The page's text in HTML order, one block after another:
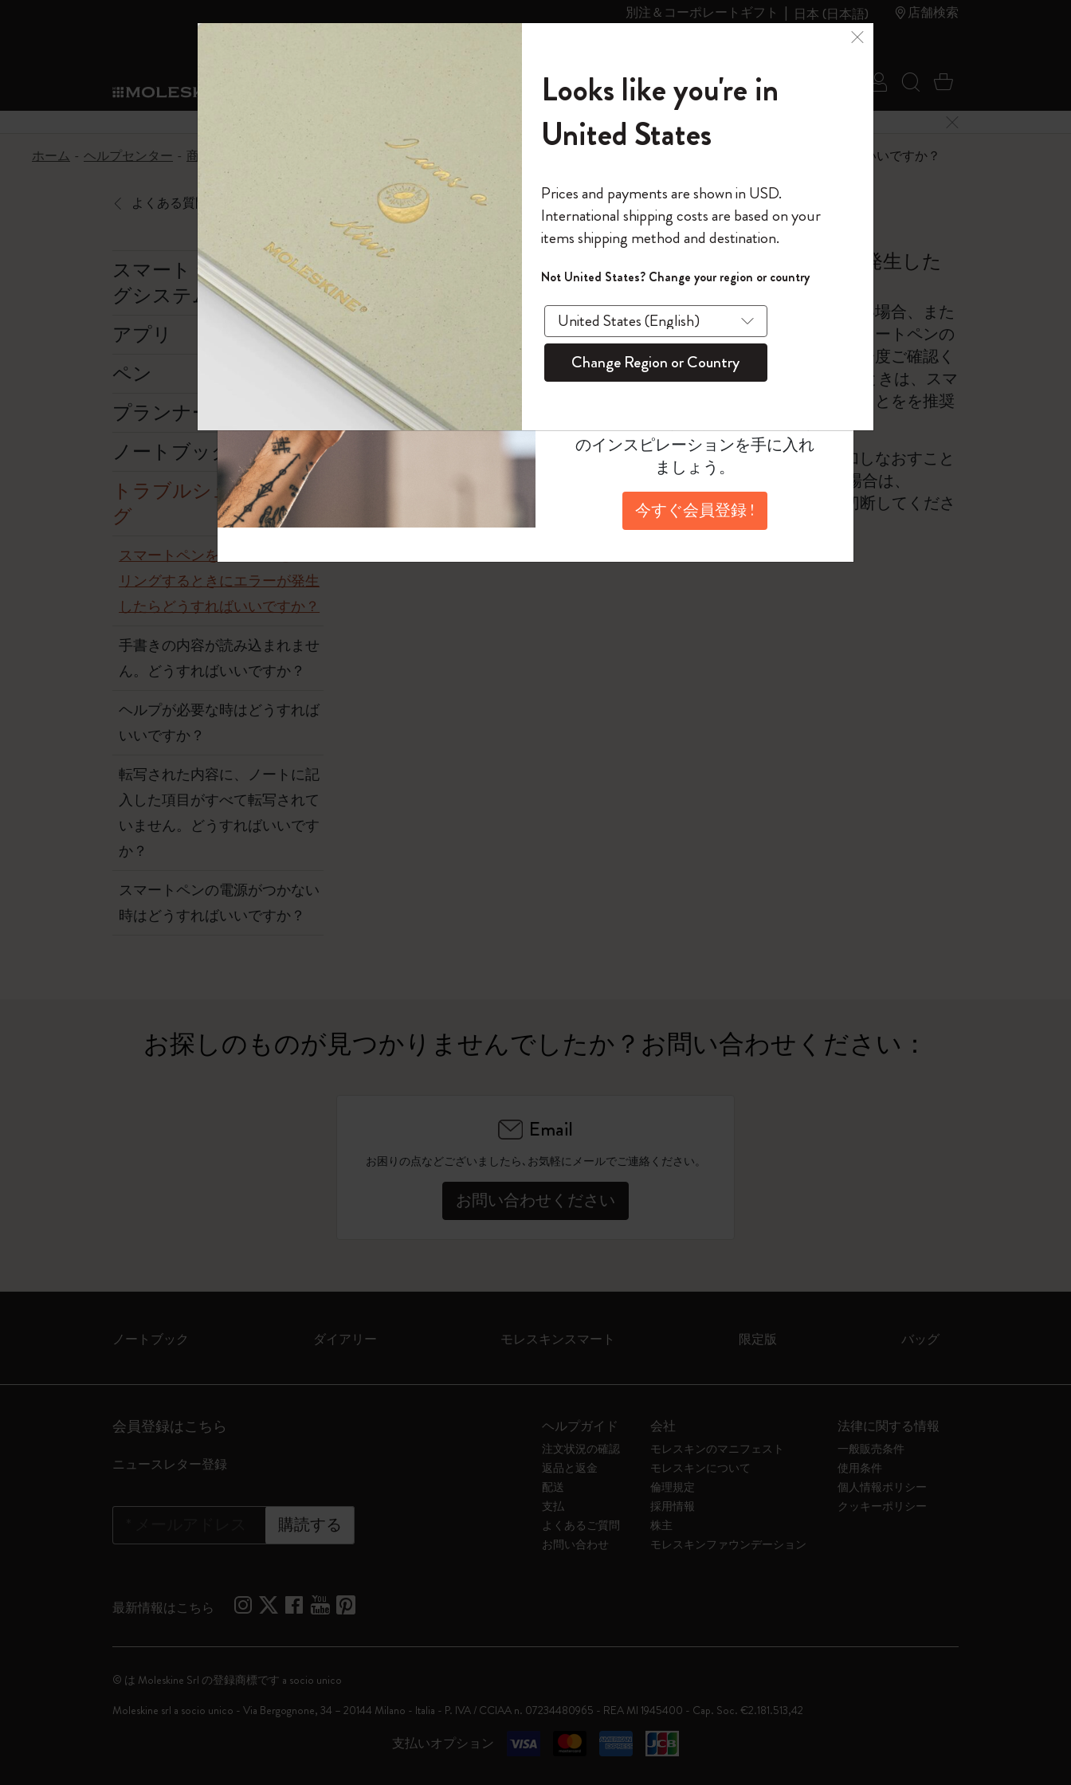
別注＆コーポレートギフト 日本 (日本語) 店舗検索
ショ
ノートブック
ノートブック
The Original Notebook
ミニノートブックチャーム
カイエ ＆ ジャーナル
セット
パッションジャーナル
スチューデントカイエジャーナル
ダイアリー
サブカテゴリ
ダイアリー
パーソナル・ダイアリー
12カ月ダイアリー
15ヶ月プランナー
ウィークリープランナー
デイリープランナー
マンスリープランナー
ライフプランナー・コレクション
モレスキンスマート
サブカテゴリ
すべて見る
スマートライティング・システム
モレスキンスマートスマートとは
アプリ・サービス
ライティングツール
サブカテゴリ
モレスキンスマート
Blackwing x モレスキン
Kaweco x モレスキン
ペン & ペンシル
限定版ノートブック
サブカテゴリ
Reframe サングラス
ムーミン コレクション
キム・ジョンギコレクション
「Alice's Adventures in Wonderland」コレ
『ロード・オブ・ザ・リング』コレク
カラーパターン ノートブック
サクラコレクション
馬年コレクション
ハリー・ポッターの呪文コレクション
キム・ジョンギコレクション
Impressions of Impressionism コレクショ
ン
カサ・バトリョ 限定版コレクション
ゴッホ美術館
バッグ
サブカテゴリ
すべて見る
バックパック
限定版バックパック
Shopper paper – made Collection
ギフト
サブカテゴリ
アートを愛する方への贈り物
プロフェッショナルへの贈り物
ミニマリストへの贈り物
マキシマリストへの贈り物
健康を愛する方への贈り物です
趣味を愛する方へのギフト
ピン
サブカテゴリ
カントリー・テーマ・ピンズ・コレク
ション
サブカテゴリ
プライドをいつも胸に
Mardi Mercredi × モレスキン
スマートライティング・シス
テム
サブカテゴリ
スマートライティング・システム
スマートノートブック
スマートダイアリー
モレスキンスマートスマート
アプリ・サービス
サブカテゴリ
Notes
モレスキン Journal
モレスキン Planner
パーソナライズサ
ービス
サブカテゴリ
カスタムダイアリー
カスタムノートブック
パッチ
和紙テープ
ミニノートブックチャーム
別注＆コーポレートギフト
リー
の世界
サブカテゴリ
モレスキンメンバーシップ
我々の歴史
モレスキンのマニフェスト
ペンと紙の力
持続可能な創造性
Detour
ール
ログイン
今すぐメンバー登録
ウェルカムオファー: 次回のご購入時に10% オフと送料無料
通常特典: パーソナライズの2冊ご購入で1冊無料
バースデー特典: 1回限りの割引（1ヶ月有効）
先行プレビュー: 新作コレクションへの先行アクセス
伝説的なお得情報: 会員限定の特別サプライズ
セールへの早期アクセス: お得な情報をいち早くチェック
モレスキン限定イベント: 優先アクセス
返品期間の延長: 1ヶ月間
アカウントを作成する
モレスキンの世界へようこそ
*メールアドレス
パスワードを表示
*パスワード
このデバイスで情報を保存する
ログイン
検索 (キーワード
カート 0 アイ
6,500円以上のご購入で送料無料
メニューを閉じる
ホーム
ヘルプセンター 商品 スマートライティングセット スマートペンをBluetoothとペアリングするときにエラーが発生したらどうすればいいですか？
よくある質問に戻る
スマートペンをBluetoothとペアリングするときにエラーが発生した
らどうすればいいですか？
スマートペンとデバイスを再起動しご確認ください。それでも接続しない場合、また
ほかのデバイスで試しても解決しない場合は、専門エンジニアによるスマートペンの
点検が必要かもしれません。「互換性とペアリング」セクションをいま一度ご確認く
ださい。 モレスキンノートブックとデバイスやアプリの設定を変更するときは、スマ
ートペンの接続を使用中のサービスから切断し、アプリをクローズすることをを推奨
します。
ノートアプリの「ペンの管理」セクションをお読みになり、ペンを追加しなおすこと
をお勧めします。 ノートアプリを複数のデバイスにダウンロードした場合は、
Bluetooth接続中のデバイスだけを残し、そのほかのデバイスは接続を切断してくださ
い。
スマート ライティン
グシステム
アプリ
ペン
プランナー
ノートブック
トラブルシューティン
グ
スマートペンをBluetoothとペア
リングするときにエラーが発生
したらどうすればいいですか？
手書きの内容が読み込まれませ
ん。どうすればいいですか？
ヘルプが必要な時はどうすれば
いいですか？
転写された内容に、ノートに記
入した項目がすべて転写されて
いません。どうすればいいです
か？
スマートペンの電源がつかない
時はどうすればいいですか？
お探しのものが見つかりませんでしたか？お問い合わせください：
Email
お困りの点などございましたら､お気軽にメールでご連絡ください。
お問い合わせください
ノートブック ダイアリー モレスキンスマート 限定版 バッグ
会員登録はこちら
ニュースレター登録
購読する
ヘルプガイド
注文状況の確認
返品と返金
配送
支払
よくあるご質問
お問い合わせ
会社
モレスキンのマニフェスト
モレスキンについて
倫理規定
採用情報
株主
モレスキンファウンデーション
法律に関する情報
一般販売条件
使用条件
個人情報ポリシー
クッキーポリシー
最新情報はこちら
支払いオプション
© は Moleskine Srl の登録商標です a socio unico
Moleskine srl a socio unico - Via Bergognone, 34 – 20144 Milano - Italia - P. IVA / CCIAA n. 07234480965 - REA MI 1945400 - Cap. Soc. €2.181.513,42
モレスキンの世界へようこそ
今すぐ会員登録して、コード
「WELCOME10」を入力すると、初
回注文が10%オフ＋送料無料になり
ます。セール・アウトレット品は
適用外。
のインスピレーションを手に入れ
ましょう。
今すぐ会員登録 !
Looks like you're in
United States
Prices and payments are shown in USD.
International shipping costs are based on your
items shipping method and destination.
Not United States? Change your region or country
Change Region or Country